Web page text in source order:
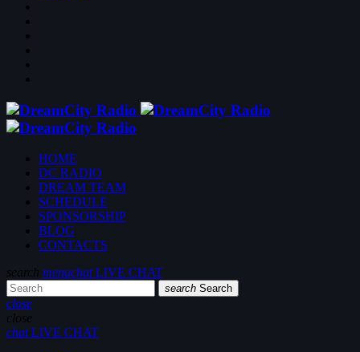
HOME
DC RADIO
DREAM TEAM
SCHEDULE
SPONSORSHIP
BLOG
CONTACTS
search menuchatLIVE CHAT
search Search
close
close
chatLIVE CHAT